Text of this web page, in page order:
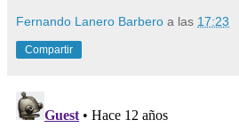
Fernando Lanero Barbero a las 17:23
Compartir